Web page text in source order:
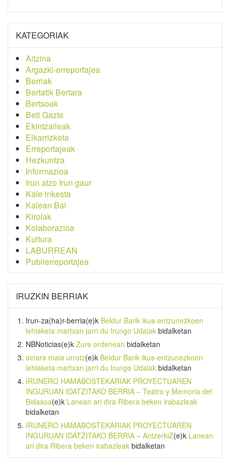
KATEGORIAK
Aitzina
Argazki-erreportajea
Berriak
Bertatik Bertara
Bertsoak
Beti Gazte
Ekintzaileak
Elkarrizketa
Erreportajeak
Hezkuntza
Informazioa
Irun atzo Irun gaur
Kale inkesta
Kalean Bai
Kirolak
Kolaborazioa
Kultura
LABURREAN
Publierreportajea
IRUZKIN BERRIAK
Irun-za(ha)r-berria(e)k Beldur Barik ikus-entzunezkoen
lehiaketa martxan jarri du Irungo Udalak bidalketan
NBNoticias(e)k Zure ordenean bidalketan
ainara maia urrotz(e)k Beldur Barik ikus-entzunezkoen
lehiaketa martxan jarri du Irungo Udalak bidalketan
IRUNERO HAMABOSTEKARIAK PROYECTUAREN
INGURUAN IDATZITAKO BERRIA – Teatro y Memoria del
Bidasoa(e)k Lanean ari dira Ribera beken irabazleak
bidalketan
IRUNERO HAMABOSTEKARIAK PROYECTUAREN
INGURUAN IDATZITAKO BERRIA – AntzerkiZ(e)k Lanean
ari dira Ribera beken irabazleak bidalketan